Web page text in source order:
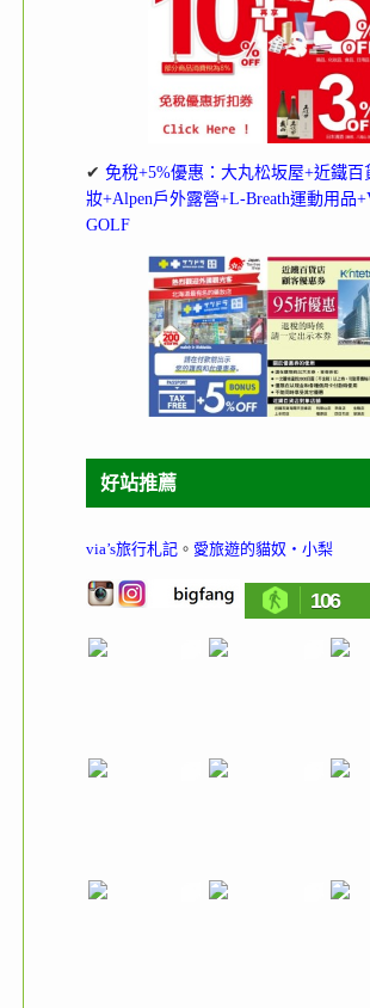
✔ 免稅+5%優惠：大丸松坂屋+近鐵百
妝+Alpen戶外露營+L-Breath運動用品
GOLF
好站推薦
via’s旅行札記 。 愛旅遊的貓奴‧小梨
106